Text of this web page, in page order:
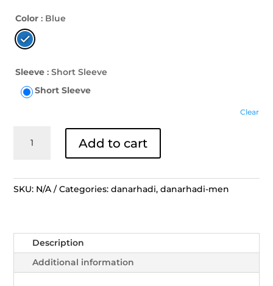
Color : Blue
Sleeve : Short Sleeve
Short Sleeve
Clear
Batik
Lengko
Putih
quantity
Add to cart
SKU: N/A Categories: danarhadi,danarhadi-men
Description
Additional information